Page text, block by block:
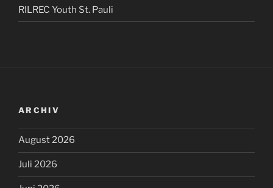
RILREC Youth St. Pauli
ARCHIV
August 2026
Juli 2026